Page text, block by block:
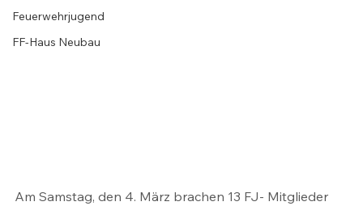
Feuerwehrjugend
FF-Haus Neubau
Am Samstag, den 4. März brachen 13 FJ- Mitglieder